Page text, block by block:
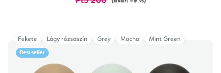
Bestseller
Fekete Lágy rózsaszín Grey Mocha Mint Green